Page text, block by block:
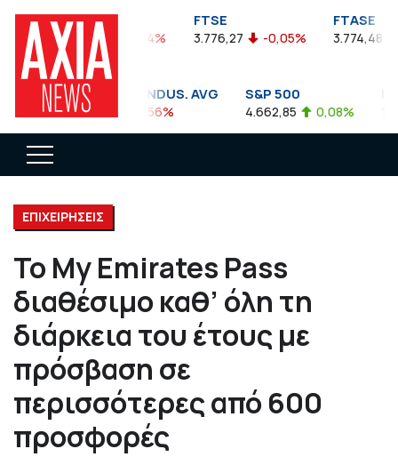
FTSEA
899,47 -0,04%
FTSE
3.776,27 -0,05%
FTASE
3.774,48
DOW JONES INDUS. AVG
35.911,81 -0,56%
S&P 500
4.662,85 0,08%
ΕΠΙΧΕΙΡΗΣΕΙΣ
Το My Emirates Pass
διαθέσιμο καθ’ όλη τη
διάρκεια του έτους με
πρόσβαση σε
περισσότερες από 600
προσφορές